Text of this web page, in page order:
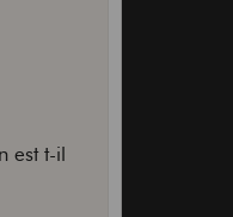
est t-il